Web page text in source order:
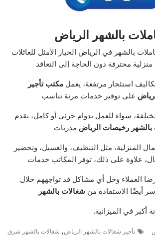
بالشهر الرياض
بالشهر في الرياض الخيار الأمثل للعائلات
محترفة دون الحاجة إلى التعاقد
استئجار مرتفعة، يعملمكتب تأجير
على توفير خدمات مرنة تناسب
سواء للعمل بدوام جزئي أو كامل، تقدم
بالشهر رخيصات الرياض مدربات
المنزلية، مثل التنظيف، والغسيل، وتحضير
علاوة على ذلك، توفر المكاتب خدمات
العملاء وحل أي مشاكل قد تواجههم خلال
أيضًا الاستفادة من شغالات بالشهر
أكبر في الميزانية.
تأجير شغالات بالشهر الرياض, شغالات بالشهر شرق